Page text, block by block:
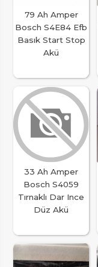
79 Ah Amper
Bosch S4E84 Efb
Basık Start Stop
Akü
33 Ah Amper
Bosch S4059
Tırnaklı Dar Ince
Düz Akü